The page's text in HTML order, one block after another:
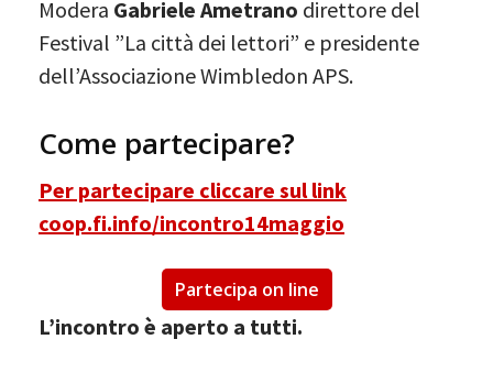
Modera Gabriele Ametrano direttore del
Festival ”La città dei lettori” e presidente
dell’Associazione Wimbledon APS.
Come partecipare?
Per partecipare cliccare sul link
coop.fi.info/incontro14maggio
Partecipa on line
L’incontro è aperto a tutti.